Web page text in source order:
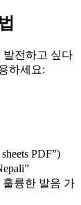
발전하고 싶다
하세요:
PDF”)
훌륭한 발음 가